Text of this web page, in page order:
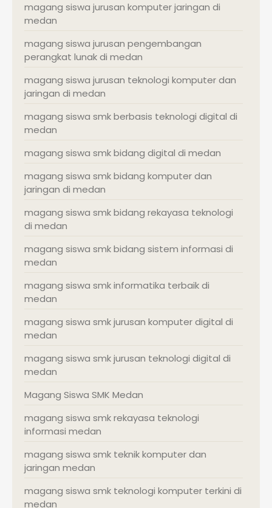
magang siswa jurusan komputer jaringan di
medan
magang siswa jurusan pengembangan
perangkat lunak di medan
magang siswa jurusan teknologi komputer dan
jaringan di medan
magang siswa smk berbasis teknologi digital di
medan
magang siswa smk bidang digital di medan
magang siswa smk bidang komputer dan
jaringan di medan
magang siswa smk bidang rekayasa teknologi
di medan
magang siswa smk bidang sistem informasi di
medan
magang siswa smk informatika terbaik di
medan
magang siswa smk jurusan komputer digital di
medan
magang siswa smk jurusan teknologi digital di
medan
Magang Siswa SMK Medan
magang siswa smk rekayasa teknologi
informasi medan
magang siswa smk teknik komputer dan
jaringan medan
magang siswa smk teknologi komputer terkini di
medan